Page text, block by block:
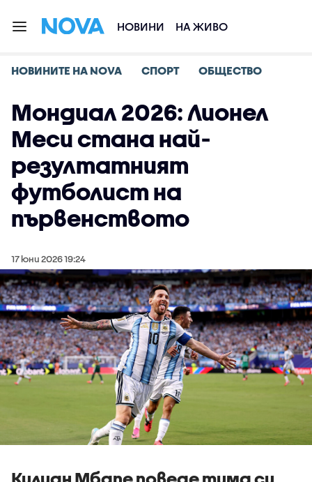
НОВИНИ НА ЖИВО
НОВИНИТЕ НА NOVA СПОРТ ОБЩЕСТВО
Мондиал 2026: Лионел
Меси стана най-
резултатният
футболист на
първенството
17 юни 2026 19:24